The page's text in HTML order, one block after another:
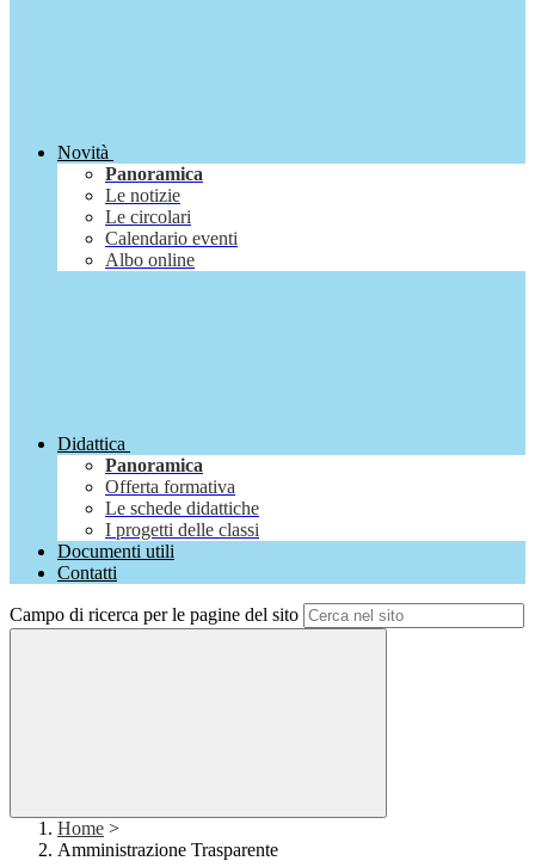
Novità
Panoramica
Le notizie
Le circolari
Calendario eventi
Albo online
Didattica
Panoramica
Offerta formativa
Le schede didattiche
I progetti delle classi
Documenti utili
Contatti
Campo di ricerca per le pagine del sito
Home >
Amministrazione Trasparente